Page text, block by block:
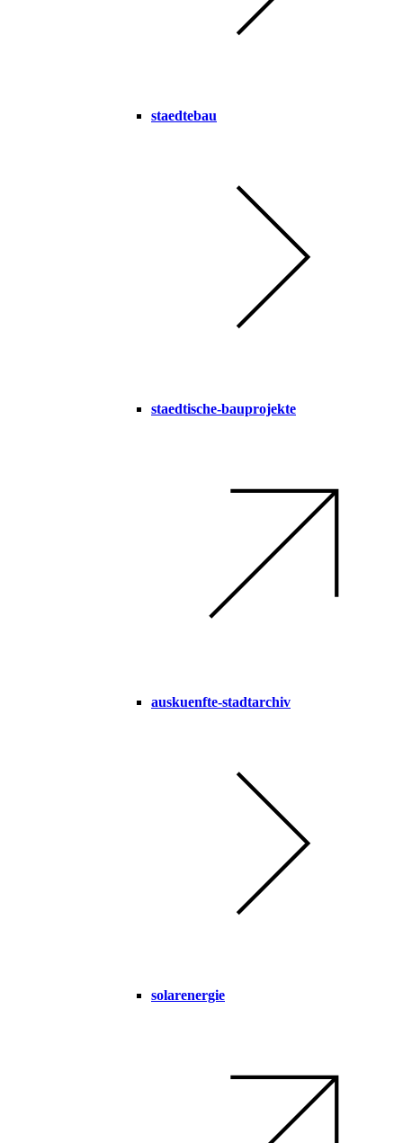
staedtebau
staedtische-bauprojekte
auskuenfte-stadtarchiv
solarenergie